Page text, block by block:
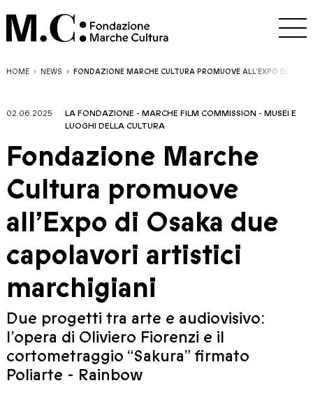
HOME NEWS FONDAZIONE MARCHE CULTURA PROMUOVE ALL’EXPO DI
02.06.2025 LA FONDAZIONE - MARCHE FILM COMMISSION - MUSEI E
LUOGHI DELLA CULTURA
Fondazione Marche
Cultura promuove
all’Expo di Osaka due
capolavori artistici
marchigiani
Due progetti tra arte e audiovisivo:
l’opera di Oliviero Fiorenzi e il
cortometraggio “Sakura” firmato
Poliarte - Rainbow